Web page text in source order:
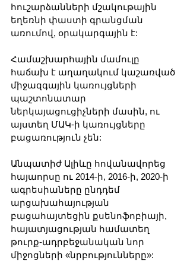
հուշարձանների մշակութային
եղեռնի փաստի գրանցման
առումով, օրակարգային է:
Համաշխարհային մամուլը
հաճախ է աղաղակում կաշառված
միջազգային կառույցների
պաշտոնատար
ներկայացուցիչների մասին, ու
այստեղ ՄԱԿ-ի կառույցները
բացառություն չեն:
Անպատիժ Ալիևը հովանավորեց
հայաորսը ու 2014-ի, 2016-ի, 2020-ի
ագրեսիաները ընդդեմ
արցախահայության
բացահայտեցին քսենոֆոբիայի,
հայատյացության համատեղ
թուրք-ադրբեջանական նոր
միջոցների «նրբությունները»: